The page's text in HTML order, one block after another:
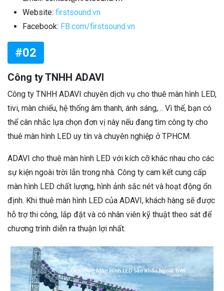
Website: firstsound.vn
Facebook: FB.com/firstsound.vn
#02
Công ty TNHH ADAVI
Công ty TNHH ADAVI chuyên dịch vụ cho thuê màn hình LED,
tivi, màn chiếu, hệ thống âm thanh, ánh sáng,… Vì thế, bạn có
thể cân nhắc lựa chọn đơn vị này nếu đang tìm công ty cho
thuê màn hình LED uy tín và chuyên nghiệp ở TPHCM.
ADAVI cho thuê màn hình LED với kích cỡ khác nhau cho các
sự kiện ngoài trời lẫn trong nhà. Công ty cam kết cung cấp
màn hình LED chất lượng, hình ảnh sắc nét và hoạt động ổn
định. Khi thuê màn hình LED của ADAVI, khách hàng sẽ được
hỗ trợ thi công, lắp đặt và có nhân viên kỹ thuật theo sát để
chương trình diễn ra thuận lợi nhất.